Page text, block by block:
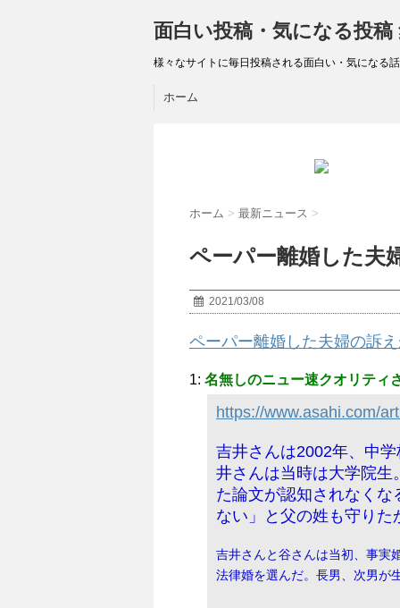
面白い投稿・気になる投
様々なサイトに毎日投稿される面白い・気になる
ホーム
ホーム > 最新ニュース >
ペーパー離婚した夫
2021/03/08
ペーパー離婚した夫婦の訴
1: 名無しのニュー速クオリティ
https://www.asahi.com/
吉井さんは2002年、中
井さんは当時は大学院生
た論文が認知されなくな
ない」と父の姓も守りた
吉井さんと谷さんは当初、事実
法律婚を選んだ。長男、次男が